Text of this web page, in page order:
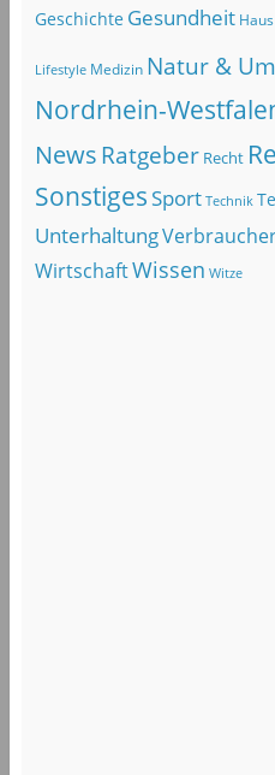
Geschichte Gesundheit
Lifestyle Medizin Natur &
Nordrhein-
NewsRatgeber Recht
SonstigesSport Technik
Unterhaltung
WirtschaftWissen Witze